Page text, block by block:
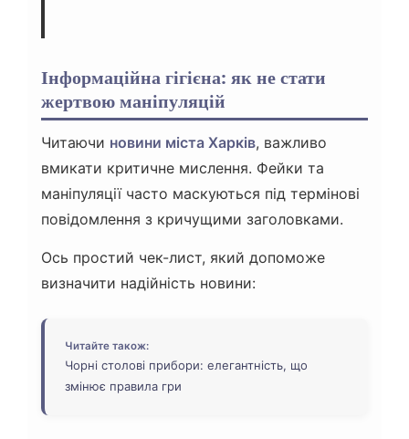
Інформаційна гігієна: як не стати
жертвою маніпуляцій
Читаючи новини міста Харків, важливо
вмикати критичне мислення. Фейки та
маніпуляції часто маскуються під термінові
повідомлення з кричущими заголовками.
Ось простий чек-лист, який допоможе
визначити надійність новини:
Читайте також:
Чорні столові прибори: елегантність, що
змінює правила гри